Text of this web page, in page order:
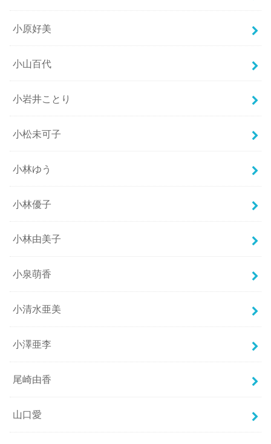
小原好美
小山百代
小岩井ことり
小松未可子
小林ゆう
小林優子
小林由美子
小泉萌香
小清水亜美
小澤亜李
尾崎由香
山口愛